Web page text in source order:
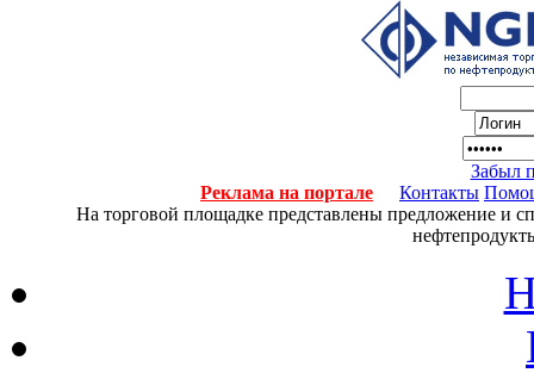
Забыл
Реклама на портале
Контакты
На торговой площадке представлены предложение и